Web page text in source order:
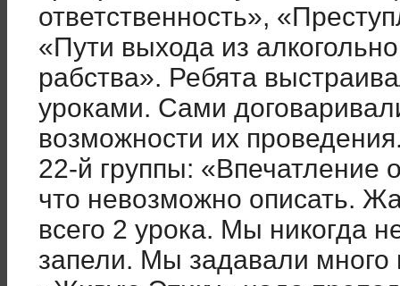
ответственность»,
«Пути выхода из
рабства». Ребята
уроками. Сами
возможности их
22-й группы: «Впечатление
что невозможно описать.
всего 2 урока. Мы никогда
запели. Мы задавали много